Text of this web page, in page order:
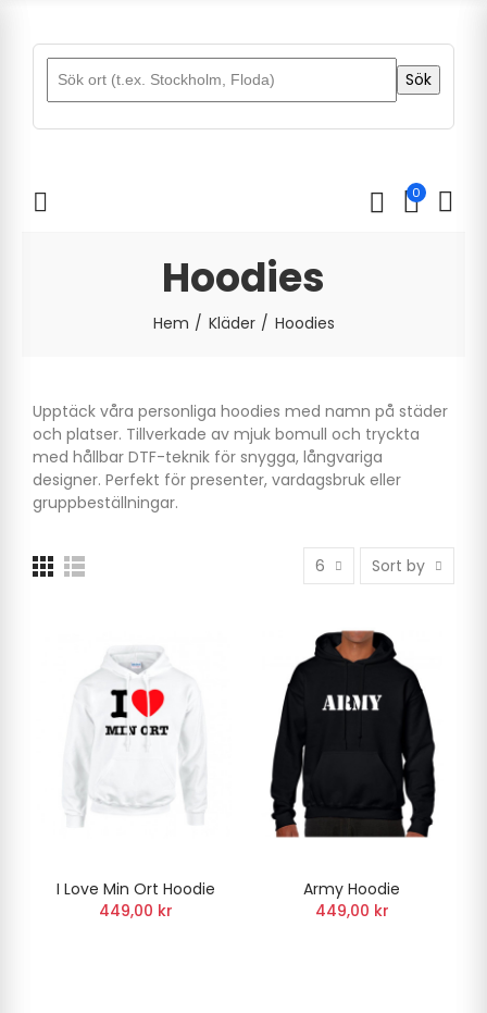
Sök
0
Hoodies
Hem Kläder Hoodies
Upptäck våra personliga hoodies med namn på städer
och platser. Tillverkade av mjuk bomull och tryckta
med hållbar DTF-teknik för snygga, långvariga
designer. Perfekt för presenter, vardagsbruk eller
gruppbeställningar.
6 Sort by
I Love Min Ort Hoodie
449,00 kr
Army Hoodie
449,00 kr